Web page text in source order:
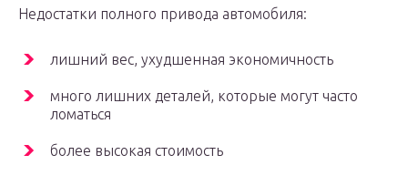
Недостатки полного привода автомобиля:
лишний вес, ухудшенная экономичность
много лишних деталей, которые могут часто
ломаться
более высокая стоимость